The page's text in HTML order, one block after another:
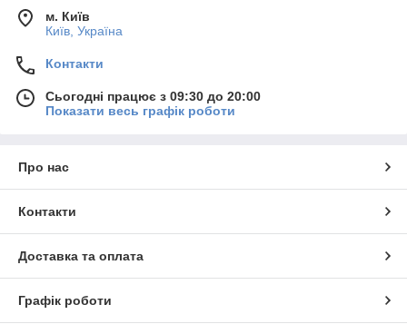
м. Київ
Київ, Україна
Контакти
Сьогодні працює з 09:30 до 20:00
Показати весь графік роботи
Про нас
Контакти
Доставка та оплата
Графік роботи